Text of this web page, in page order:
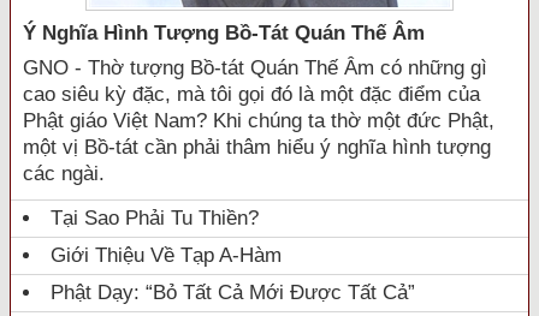
Ý Nghĩa Hình Tượng Bồ-Tát Quán Thế Âm
GNO - Thờ tượng Bồ-tát Quán Thế Âm có những gì
cao siêu kỳ đặc, mà tôi gọi đó là một đặc điểm của
Phật giáo Việt Nam? Khi chúng ta thờ một đức Phật,
một vị Bồ-tát cần phải thâm hiểu ý nghĩa hình tượng
các ngài.
Tại Sao Phải Tu Thiền?
Giới Thiệu Về Tạp A-Hàm
Phật Dạy: “Bỏ Tất Cả Mới Được Tất Cả”